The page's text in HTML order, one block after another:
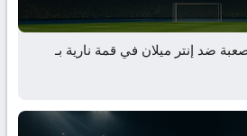
ضد إنتر ميلان في قمة نارية بـ